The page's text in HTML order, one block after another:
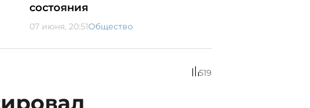
состояния
07 июня, 20:51Общество
519